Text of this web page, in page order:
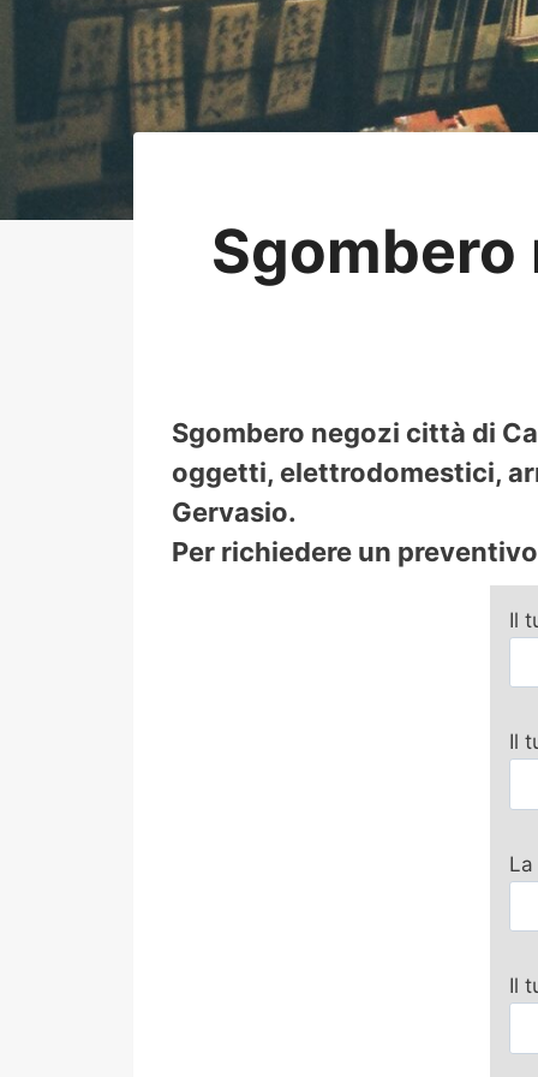
Sgombero
Sgombero negozi città di
oggetti, elettrodomestici,
Gervasio.
Per richiedere un
Il
Il
Il